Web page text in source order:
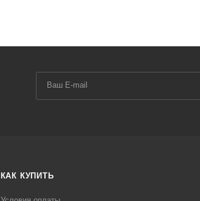
КАК КУПИТЬ